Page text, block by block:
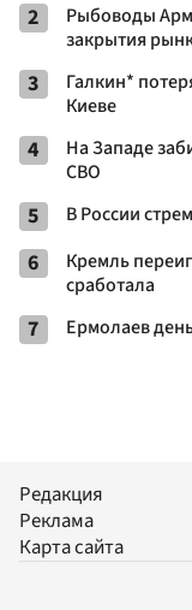
2
Рыбоводы
закрытия
3
Галкин*
Киеве
4
На Западе
СВО
5 В России
6
Кремль
сработала
7 Ермолаев
Редакция
Реклама
Карта сайта